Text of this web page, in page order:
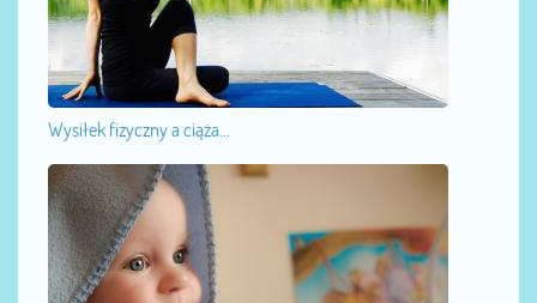
Wysiłek fizyczny a ciąża...